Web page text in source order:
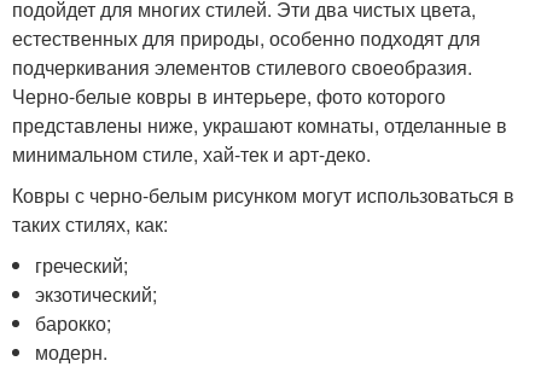
подойдет для многих стилей. Эти два чистых цвета,
естественных для природы, особенно подходят для
подчеркивания элементов стилевого своеобразия.
Черно-белые ковры в интерьере, фото которого
представлены ниже, украшают комнаты, отделанные в
минимальном стиле, хай-тек и арт-деко.
Ковры с черно-белым рисунком могут использоваться в
таких стилях, как:
греческий;
экзотический;
барокко;
модерн.